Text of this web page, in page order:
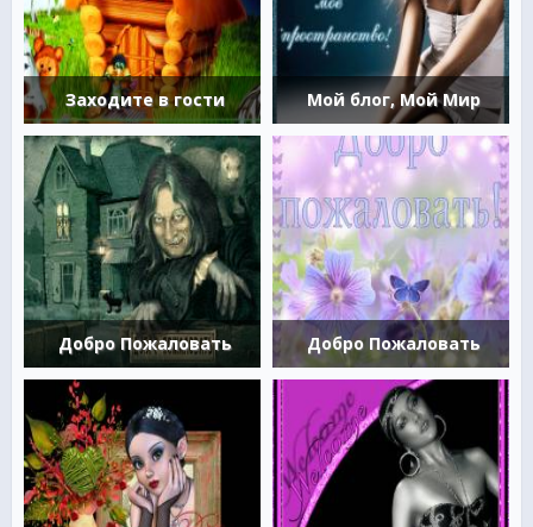
Заходите в гости Мой блог, Мой Мир
Добро Пожаловать Добро Пожаловать